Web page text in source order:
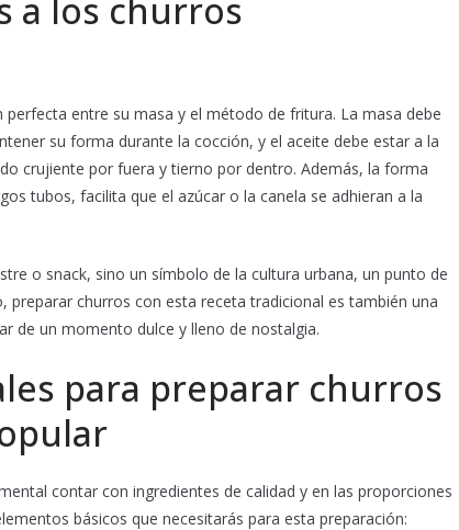
a los churros
entre su masa y el método de fritura. La masa debe
su forma durante la cocción, y el aceite debe estar a la
crujiente por fuera y tierno por dentro. Además, la forma
tubos, facilita que el azúcar o la canela se adhieran a la
o snack, sino un símbolo de la cultura urbana, un punto de
preparar churros con esta receta tradicional es también una
de un momento dulce y lleno de nostalgia.
para preparar churros
contar con ingredientes de calidad y en las proporciones
básicos que necesitarás para esta preparación: